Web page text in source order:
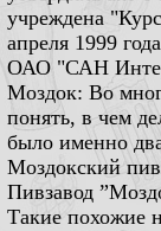
учреждена
апреля 1999
ОАО "САН
Моздок: Во
понять, в чем
было именно
Моздокский
Пивзавод
Такие похожие